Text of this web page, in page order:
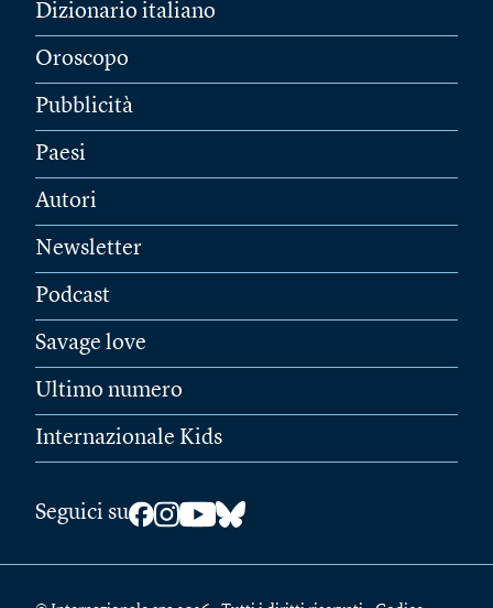
Dizionario italiano
Oroscopo
Pubblicità
Paesi
Autori
Newsletter
Podcast
Savage love
Ultimo numero
Internazionale Kids
Seguici su